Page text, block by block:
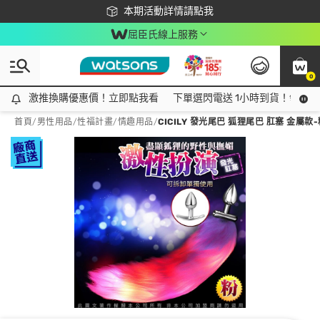
本期活動詳情請點我
下載app最高回饋$350
屈臣氏線上服務
0
激推換購優惠價！立即點我看
激推換購優惠價！立即點我看 下單選閃電送 1小時到貨！領神
首頁/ 男性用品/性福計畫/情趣用品/CICILY 發光尾巴 狐狸尾巴 肛塞 金屬款-